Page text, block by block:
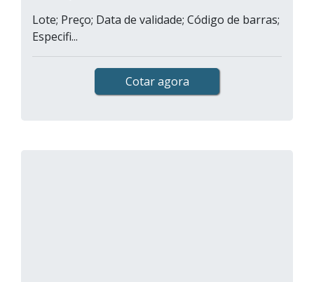
Lote; Preço; Data de validade; Código de barras;
Especifi...
Cotar agora